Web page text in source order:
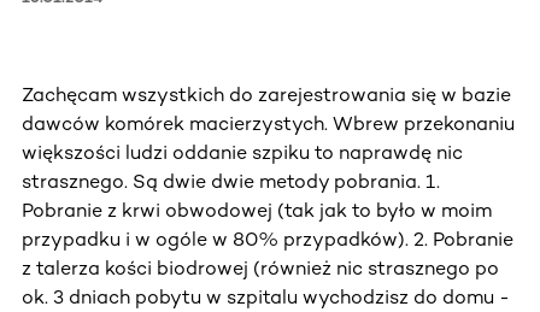
Zachęcam wszystkich do zarejestrowania się w bazie
dawców komórek macierzystych. Wbrew przekonaniu
większości ludzi oddanie szpiku to naprawdę nic
strasznego. Są dwie dwie metody pobrania. 1.
Pobranie z krwi obwodowej (tak jak to było w moim
przypadku i w ogóle w 80% przypadków). 2. Pobranie
z talerza kości biodrowej (również nic strasznego po
ok. 3 dniach pobytu w szpitalu wychodzisz do domu -